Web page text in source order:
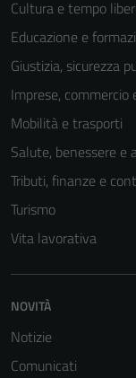
Cultura e tempo
Educazione e
Giustizia, sicurezza
Imprese, commercio
Mobilità e trasporti
Salute, benessere e
Tributi, finanze e
Turismo
Vita lavorativa
NOVITÀ
Notizie
Comunicati